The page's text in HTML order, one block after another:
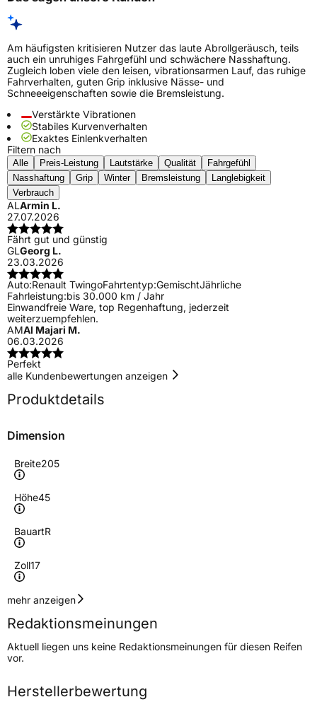
Am häufigsten kritisieren Nutzer das laute Abrollgeräusch, teils
auch ein unruhiges Fahrgefühl und schwächere Nasshaftung.
Zugleich loben viele den leisen, vibrationsarmen Lauf, das ruhige
Fahrverhalten, guten Grip inklusive Nässe- und
Schneeeigenschaften sowie die Bremsleistung.
Verstärkte Vibrationen
Stabiles Kurvenverhalten
Exaktes Einlenkverhalten
Filtern nach
Alle Preis-Leistung Lautstärke Qualität
Fahrgefühl
Nasshaftung
Grip Winter Bremsleistung
Langlebigkeit
Verbrauch
ALArmin L.
27.07.2026
Fährt gut und günstig
GLGeorg L.
23.03.2026
Auto:Renault TwingoFahrtentyp:GemischtJährliche
Fahrleistung:bis 30.000 km / Jahr
Einwandfreie Ware, top Regenhaftung, jederzeit
weiterzuempfehlen.
AMAl Majari M.
06.03.2026
Perfekt
alle Kundenbewertungen anzeigen
Produktdetails
Dimension
Breite205
Höhe45
BauartR
Zoll17
Geschwindigkeitsindex
Höchstgeschwindigkeit
270 km/h
Lastindex88
Höchstlast560 kg
mehr anzeigen
Redaktionsmeinungen
Aktuell liegen uns keine Redaktionsmeinungen für diesen Reifen
vor.
Herstellerbewertung